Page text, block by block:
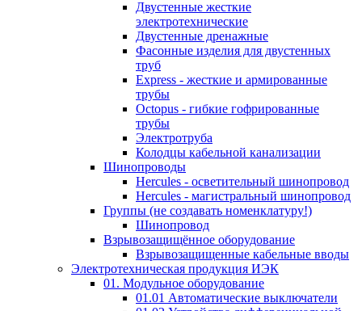
Двустенные жесткие
электротехнические
Двустенные дренажные
Фасонные изделия для двустенных
труб
Express - жесткие и армированные
трубы
Octopus - гибкие гофрированные
трубы
Электротруба
Колодцы кабельной канализации
Шинопроводы
Hercules - осветительный шинопровод
Hercules - магистральный шинопровод
Группы (не создавать номенклатуру!)
Шинопровод
Взрывозащищённое оборудование
Взрывозащищенные кабельные вводы
Электротехническая продукция ИЭК
01. Модульное оборудование
01.01 Автоматические выключатели